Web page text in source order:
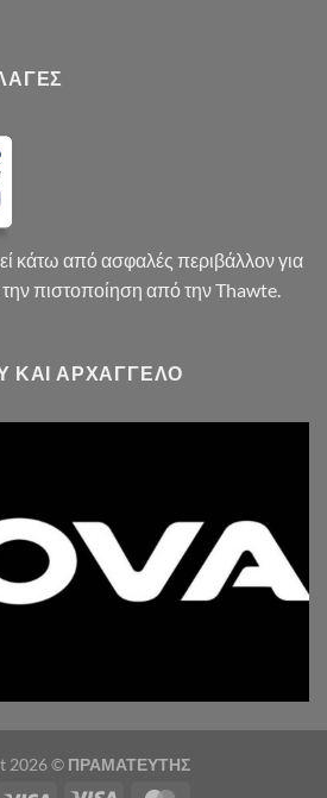
κάτω από ασφαλές περιβάλλον για
πιστοποίηση από την Thawte.
ΚΑΙ ΑΡΧΆΓΓΕΛΟ
2026 © ΠΡΑΜΑΤΕΥΤΗΣ